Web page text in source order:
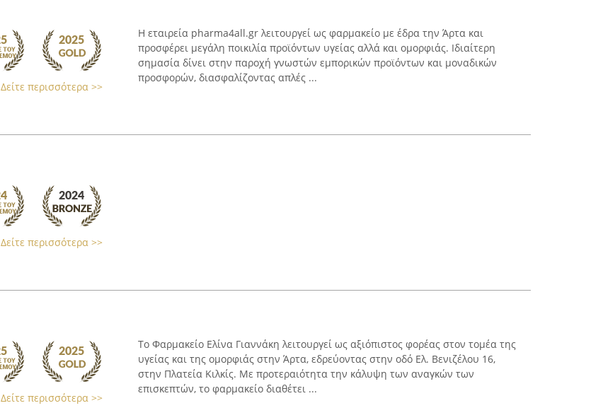
Δείτε περισσότερα >>
Η εταιρεία pharma4all.gr λειτουργεί ως φαρμακείο με έδρα την Άρτα και
προσφέρει μεγάλη ποικιλία προϊόντων υγείας αλλά και ομορφιάς. Ιδιαίτερη
σημασία δίνει στην παροχή γνωστών εμπορικών προϊόντων και μοναδικών
προσφορών, διασφαλίζοντας απλές ...
Δείτε περισσότερα >>
Δείτε περισσότερα >>
Το Φαρμακείο Ελίνα Γιαννάκη λειτουργεί ως αξιόπιστος φορέας στον τομέα της
υγείας και της ομορφιάς στην Άρτα, εδρεύοντας στην οδό Ελ. Βενιζέλου 16,
στην Πλατεία Κιλκίς. Με προτεραιότητα την κάλυψη των αναγκών των
επισκεπτών, το φαρμακείο διαθέτει ...